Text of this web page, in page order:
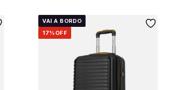
VAI A BORDO
17% OFF